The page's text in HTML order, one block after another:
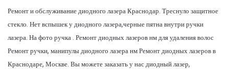
Ремонт и обслуживание диодного лазера Краснодар. Треснуло защитное
стекло. Нет вспышек у диодного лазера,черные пятна внутри ручки
лазера. На фото ручка . Ремонт диодных лазеров нм для удаления волос
Ремонт ручки, манипулы диодного лазера нм Ремонт диодных лазеров в
Краснодаре, Москве. Вы можете заказать у нас диодный лазер,